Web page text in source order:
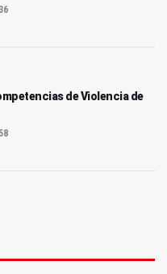
de Violencia de